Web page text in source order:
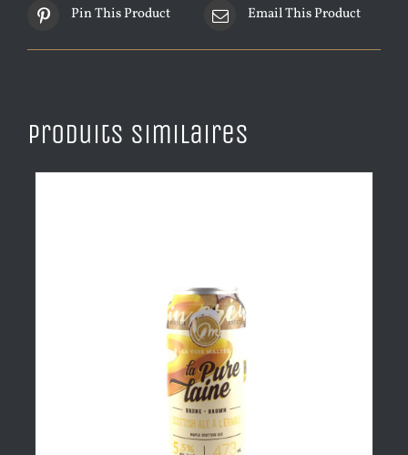
Pin This Product Email This Product
Produits similaires